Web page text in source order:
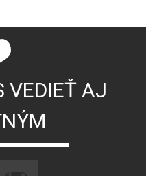
VEDIEŤ AJ